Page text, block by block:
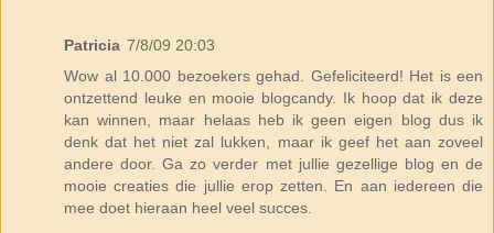
Patricia 7/8/09 20:03
Wow al 10.000 bezoekers gehad. Gefeliciteerd! Het is een
ontzettend leuke en mooie blogcandy. Ik hoop dat ik deze
kan winnen, maar helaas heb ik geen eigen blog dus ik
denk dat het niet zal lukken, maar ik geef het aan zoveel
andere door. Ga zo verder met jullie gezellige blog en de
mooie creaties die jullie erop zetten. En aan iedereen die
mee doet hieraan heel veel succes.